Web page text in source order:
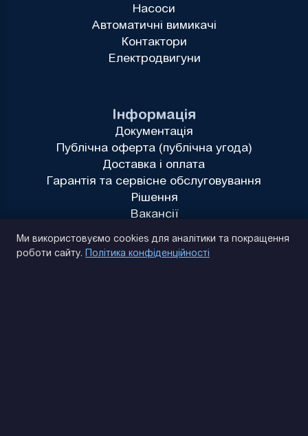
Інформація
Документація
Публічна оферта (публічна угода)
Доставка і оплата
Гарантія та сервісне обслуговування
Рішення
Вакансії
Насоси
Автоматичні вимикачі
Контактори
Електродвигуни
Ми використовуємо cookies для аналітики та покращення
роботи сайту. Політика конфіденційності